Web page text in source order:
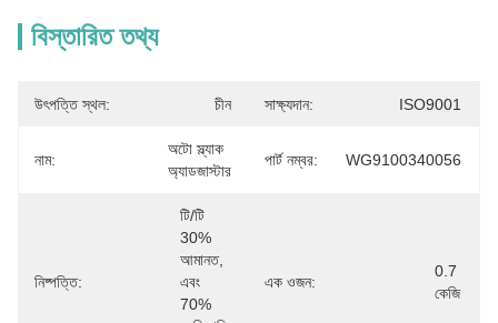
বিস্তারিত তথ্য
উৎপত্তি স্থল: চীন সাক্ষ্যদান: ISO9001
নাম:
অটো স্ল্যাক
অ্যাডজাস্টার
পার্ট নম্বর: WG9100340056
নিষ্পত্তি:
টি/টি
30%
আমানত,
এবং
70%
এক ওজন:
0.7
কেজি